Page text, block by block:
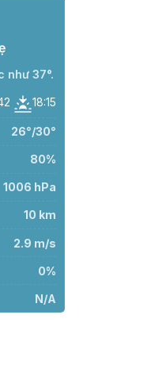
như 37°.
18:15
26°/30°
80%
1006 hPa
10 km
2.9 m/s
0%
N/A